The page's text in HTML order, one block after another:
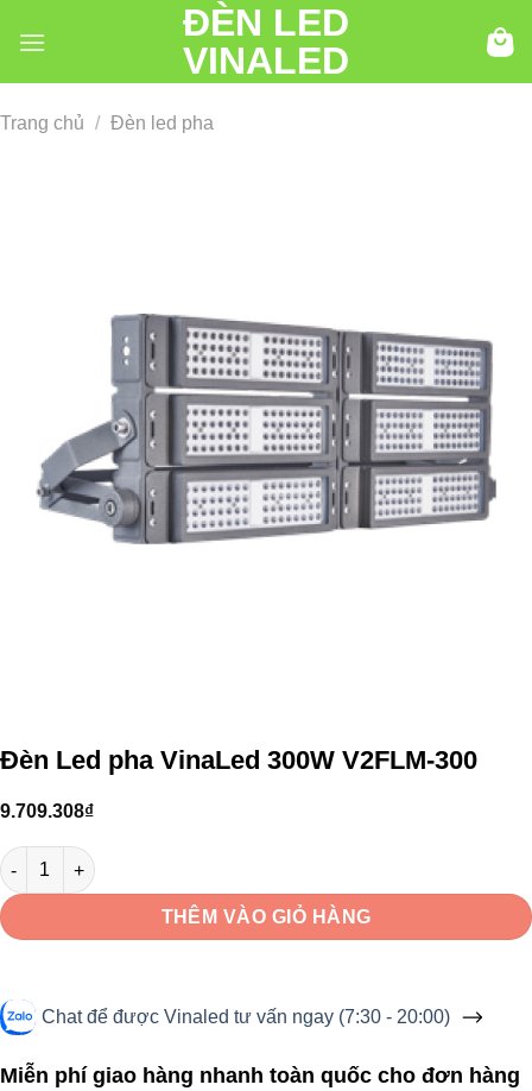
đến
ĐÈN LED
VINALED
Trang chủ / Đèn led pha
Đèn Led pha VinaLed 300W V2FLM-300
9.709.308₫
Đèn Led pha VinaLed 300W V2FLM-300 số lượng
THÊM VÀO GIỎ HÀNG
Chat để được Vinaled tư vấn ngay (7:30 - 20:00)
Miễn phí giao hàng nhanh toàn quốc cho đơn hàng